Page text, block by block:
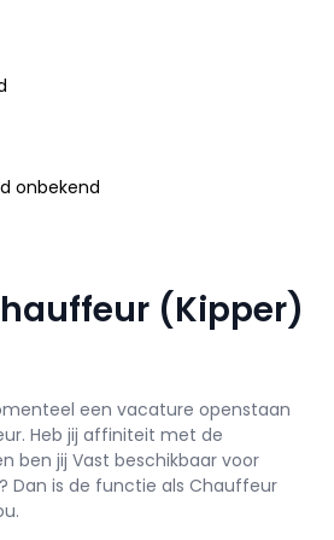
onbekend
(Kipper)
een vacature openstaan
. Heb jij affiniteit met de
ben jij Vast beschikbaar voor
Dan is de functie als Chauffeur